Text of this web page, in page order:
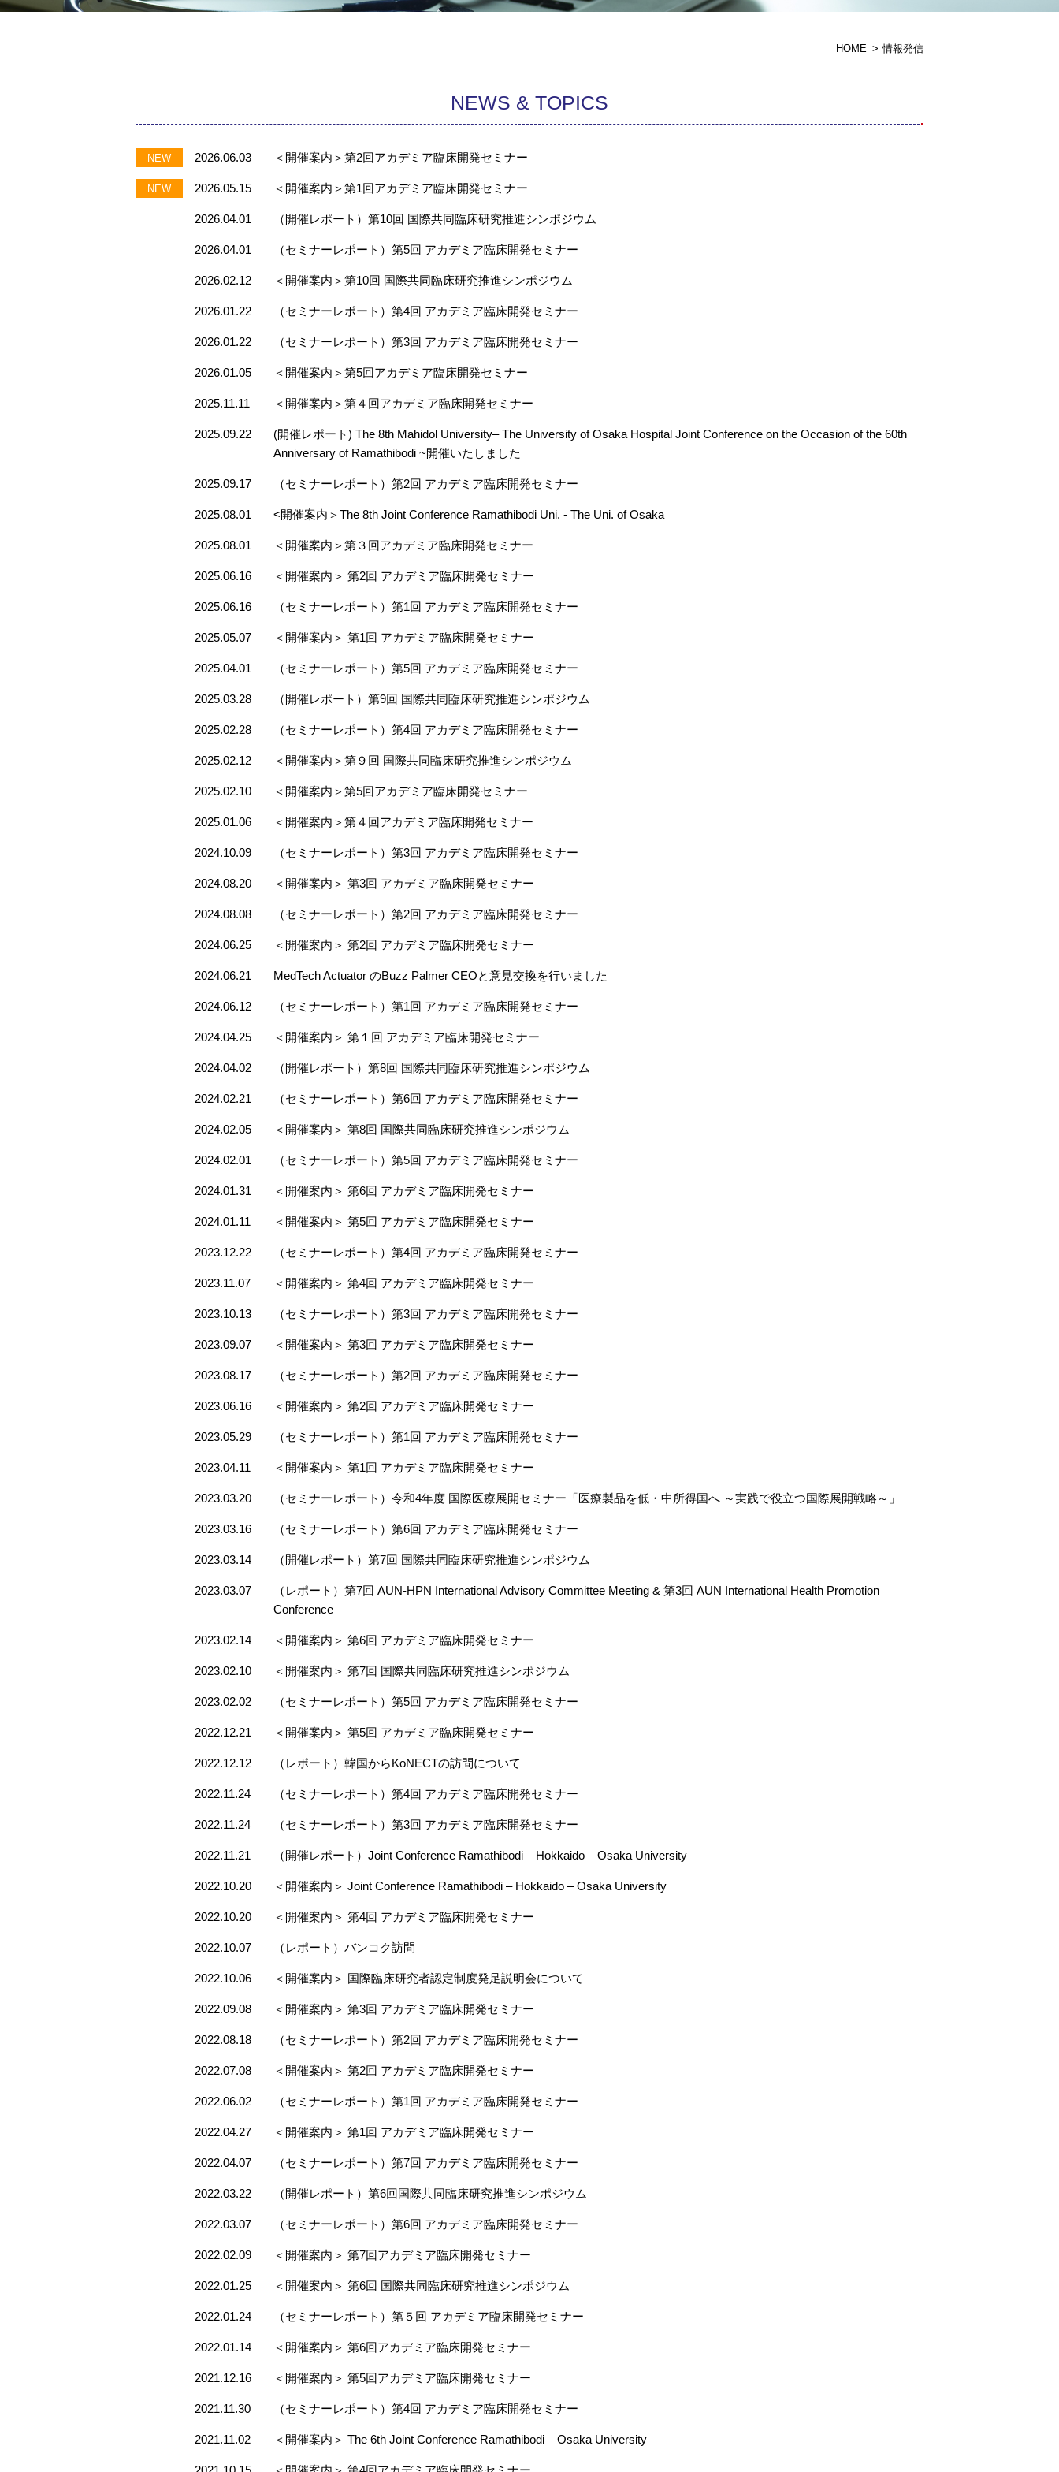
HOME 情報発信
NEWS & TOPICS
2026.06.03 ＜開催案内＞第2回アカデミア臨床開発セミナー
2026.05.15 ＜開催案内＞第1回アカデミア臨床開発セミナー
2026.04.01 （開催レポート）第10回 国際共同臨床研究推進シンポジウム
2026.04.01 （セミナーレポート）第5回 アカデミア臨床開発セミナー
2026.02.12 ＜開催案内＞第10回 国際共同臨床研究推進シンポジウム
2026.01.22 （セミナーレポート）第4回 アカデミア臨床開発セミナー
2026.01.22 （セミナーレポート）第3回 アカデミア臨床開発セミナー
2026.01.05 ＜開催案内＞第5回アカデミア臨床開発セミナー
2025.11.11 ＜開催案内＞第４回アカデミア臨床開発セミナー
2025.09.22
(開催レポート) The 8th Mahidol University– The University of Osaka Hospital Joint Conference on the Occasion of the 60th
Anniversary of Ramathibodi ~開催いたしました
2025.09.17 （セミナーレポート）第2回 アカデミア臨床開発セミナー
2025.08.01 <開催案内＞The 8th Joint Conference Ramathibodi Uni. - The Uni. of Osaka
2025.08.01 ＜開催案内＞第３回アカデミア臨床開発セミナー
2025.06.16 ＜開催案内＞ 第2回 アカデミア臨床開発セミナー
2025.06.16 （セミナーレポート）第1回 アカデミア臨床開発セミナー
2025.05.07 ＜開催案内＞ 第1回 アカデミア臨床開発セミナー
2025.04.01 （セミナーレポート）第5回 アカデミア臨床開発セミナー
2025.03.28 （開催レポート）第9回 国際共同臨床研究推進シンポジウム
2025.02.28 （セミナーレポート）第4回 アカデミア臨床開発セミナー
2025.02.12 ＜開催案内＞第９回 国際共同臨床研究推進シンポジウム
2025.02.10 ＜開催案内＞第5回アカデミア臨床開発セミナー
2025.01.06 ＜開催案内＞第４回アカデミア臨床開発セミナー
2024.10.09 （セミナーレポート）第3回 アカデミア臨床開発セミナー
2024.08.20 ＜開催案内＞ 第3回 アカデミア臨床開発セミナー
2024.08.08 （セミナーレポート）第2回 アカデミア臨床開発セミナー
2024.06.25 ＜開催案内＞ 第2回 アカデミア臨床開発セミナー
2024.06.21 MedTech Actuator のBuzz Palmer CEOと意見交換を行いました
2024.06.12 （セミナーレポート）第1回 アカデミア臨床開発セミナー
2024.04.25 ＜開催案内＞ 第１回 アカデミア臨床開発セミナー
2024.04.02 （開催レポート）第8回 国際共同臨床研究推進シンポジウム
2024.02.21 （セミナーレポート）第6回 アカデミア臨床開発セミナー
2024.02.05 ＜開催案内＞ 第8回 国際共同臨床研究推進シンポジウム
2024.02.01 （セミナーレポート）第5回 アカデミア臨床開発セミナー
2024.01.31 ＜開催案内＞ 第6回 アカデミア臨床開発セミナー
2024.01.11 ＜開催案内＞ 第5回 アカデミア臨床開発セミナー
2023.12.22 （セミナーレポート）第4回 アカデミア臨床開発セミナー
2023.11.07 ＜開催案内＞ 第4回 アカデミア臨床開発セミナー
2023.10.13 （セミナーレポート）第3回 アカデミア臨床開発セミナー
2023.09.07 ＜開催案内＞ 第3回 アカデミア臨床開発セミナー
2023.08.17 （セミナーレポート）第2回 アカデミア臨床開発セミナー
2023.06.16 ＜開催案内＞ 第2回 アカデミア臨床開発セミナー
2023.05.29 （セミナーレポート）第1回 アカデミア臨床開発セミナー
2023.04.11 ＜開催案内＞ 第1回 アカデミア臨床開発セミナー
2023.03.20 （セミナーレポート）令和4年度 国際医療展開セミナー「医療製品を低・中所得国へ ～実践で役立つ国際展開戦略～」
2023.03.16 （セミナーレポート）第6回 アカデミア臨床開発セミナー
2023.03.14 （開催レポート）第7回 国際共同臨床研究推進シンポジウム
2023.03.07
（レポート）第7回 AUN-HPN International Advisory Committee Meeting & 第3回 AUN International Health Promotion
Conference
2023.02.14 ＜開催案内＞ 第6回 アカデミア臨床開発セミナー
2023.02.10 ＜開催案内＞ 第7回 国際共同臨床研究推進シンポジウム
2023.02.02 （セミナーレポート）第5回 アカデミア臨床開発セミナー
2022.12.21 ＜開催案内＞ 第5回 アカデミア臨床開発セミナー
2022.12.12 （レポート）韓国からKoNECTの訪問について
2022.11.24 （セミナーレポート）第4回 アカデミア臨床開発セミナー
2022.11.24 （セミナーレポート）第3回 アカデミア臨床開発セミナー
2022.11.21 （開催レポート）Joint Conference Ramathibodi – Hokkaido – Osaka University
2022.10.20 ＜開催案内＞ Joint Conference Ramathibodi – Hokkaido – Osaka University
2022.10.20 ＜開催案内＞ 第4回 アカデミア臨床開発セミナー
2022.10.07 （レポート）バンコク訪問
2022.10.06 ＜開催案内＞ 国際臨床研究者認定制度発足説明会について
2022.09.08 ＜開催案内＞ 第3回 アカデミア臨床開発セミナー
2022.08.18 （セミナーレポート）第2回 アカデミア臨床開発セミナー
2022.07.08 ＜開催案内＞ 第2回 アカデミア臨床開発セミナー
2022.06.02 （セミナーレポート）第1回 アカデミア臨床開発セミナー
2022.04.27 ＜開催案内＞ 第1回 アカデミア臨床開発セミナー
2022.04.07 （セミナーレポート）第7回 アカデミア臨床開発セミナー
2022.03.22 （開催レポート）第6回国際共同臨床研究推進シンポジウム
2022.03.07 （セミナーレポート）第6回 アカデミア臨床開発セミナー
2022.02.09 ＜開催案内＞ 第7回アカデミア臨床開発セミナー
2022.01.25 ＜開催案内＞ 第6回 国際共同臨床研究推進シンポジウム
2022.01.24 （セミナーレポート）第５回 アカデミア臨床開発セミナー
2022.01.14 ＜開催案内＞ 第6回アカデミア臨床開発セミナー
2021.12.16 ＜開催案内＞ 第5回アカデミア臨床開発セミナー
2021.11.30 （セミナーレポート）第4回 アカデミア臨床開発セミナー
2021.11.02 ＜開催案内＞ The 6th Joint Conference Ramathibodi – Osaka University